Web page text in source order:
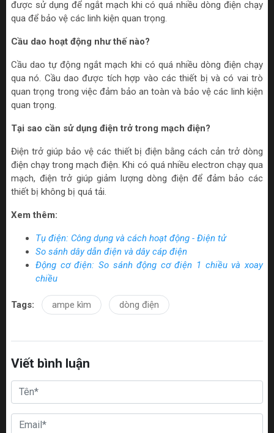
được sử dụng để ngắt mạch khi có quá nhiều dòng điện chạy
qua để bảo vệ các linh kiện quan trọng.
Cầu dao hoạt động như thế nào?
Cầu dao tự động ngắt mạch khi có quá nhiều dòng điện chạy
qua nó. Cầu dao được tích hợp vào các thiết bị và có vai trò
quan trọng trong việc đảm bảo an toàn và bảo vệ các linh kiện
quan trọng.
Tại sao cần sử dụng điện trở trong mạch điện?
Điện trở giúp bảo vệ các thiết bị điện bằng cách cản trở dòng
điện chạy trong mạch điện. Khi có quá nhiều electron chạy qua
mạch, điện trở giúp giảm lượng dòng điện để đảm bảo các
thiết bị không bị quá tải.
Xem thêm:
Tụ điện: Công dụng và cách hoạt động - Điện tử
So sánh dây dẫn điện và dây cáp điện
Động cơ điện: So sánh động cơ điện 1 chiều và xoay
chiều
Tags: ampe kìm dòng điện
Viết bình luận